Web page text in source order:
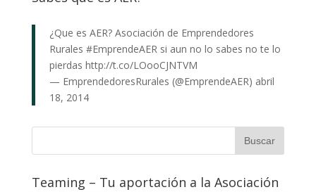
¿Que es AER? Asociación de Emprendedores
Rurales #EmprendeAERsi aun no lo sabes no te lo
pierdas http://t.co/LOooCJNTVM
— EmprendedoresRurales (@EmprendeAER) abril
18, 2014
Teaming – Tu aportación a la Asociación